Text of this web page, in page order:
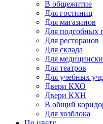
В общежитие
Для гостиниц
Для магазинов
Для подсобных
Для ресторанов
Для склада
Для
Для театров
Для учебных
Двери КХО
Двери КХН
В общий
Для хозблока